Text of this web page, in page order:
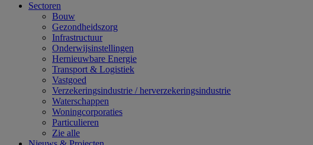
Sectoren
Bouw
Gezondheidszorg
Infrastructuur
Onderwijsinstellingen
Hernieuwbare Energie
Transport & Logistiek
Vastgoed
Verzekeringsindustrie / herverzekeringsindustrie
Waterschappen
Woningcorporaties
Particulieren
Zie alle